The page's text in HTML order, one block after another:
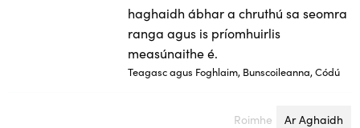
haghaidh ábhar a chruthú sa seomra
ranga agus is príomhuirlis
measúnaithe é.
Teagasc agus Foghlaim, Bunscoileanna, Códú
Roimhe leathanach
Ar Aghaidh